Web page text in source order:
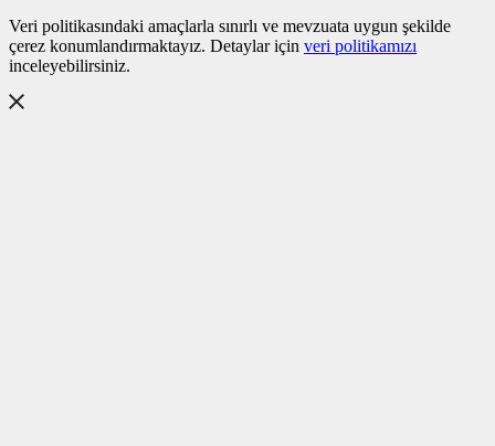
Veri politikasındaki amaçlarla sınırlı ve mevzuata uygun şekilde
çerez konumlandırmaktayız. Detaylar için veri politikamızı
inceleyebilirsiniz.